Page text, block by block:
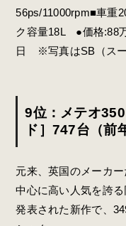
56ps/11000rpm■車
ク容量18L ●価格:88
日 ※写真はSB（スー
9位：メテオ
ド］747台（前
元来、英国のメーカ
中心に高い人気を誇
発表された新作で、